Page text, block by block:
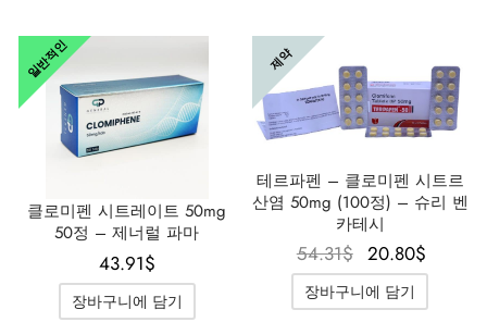
일반적인
클로미펜 시트레이트 50mg
50정 – 제너럴 파마
43.91$
장바구니에 담기
제약
테르파펜 – 클로미펜 시트르
산염 50mg (100정) – 슈리 벤
카테시
54.31$
원래 가
격은
54.31$였
20.80$
장바구니에 담기